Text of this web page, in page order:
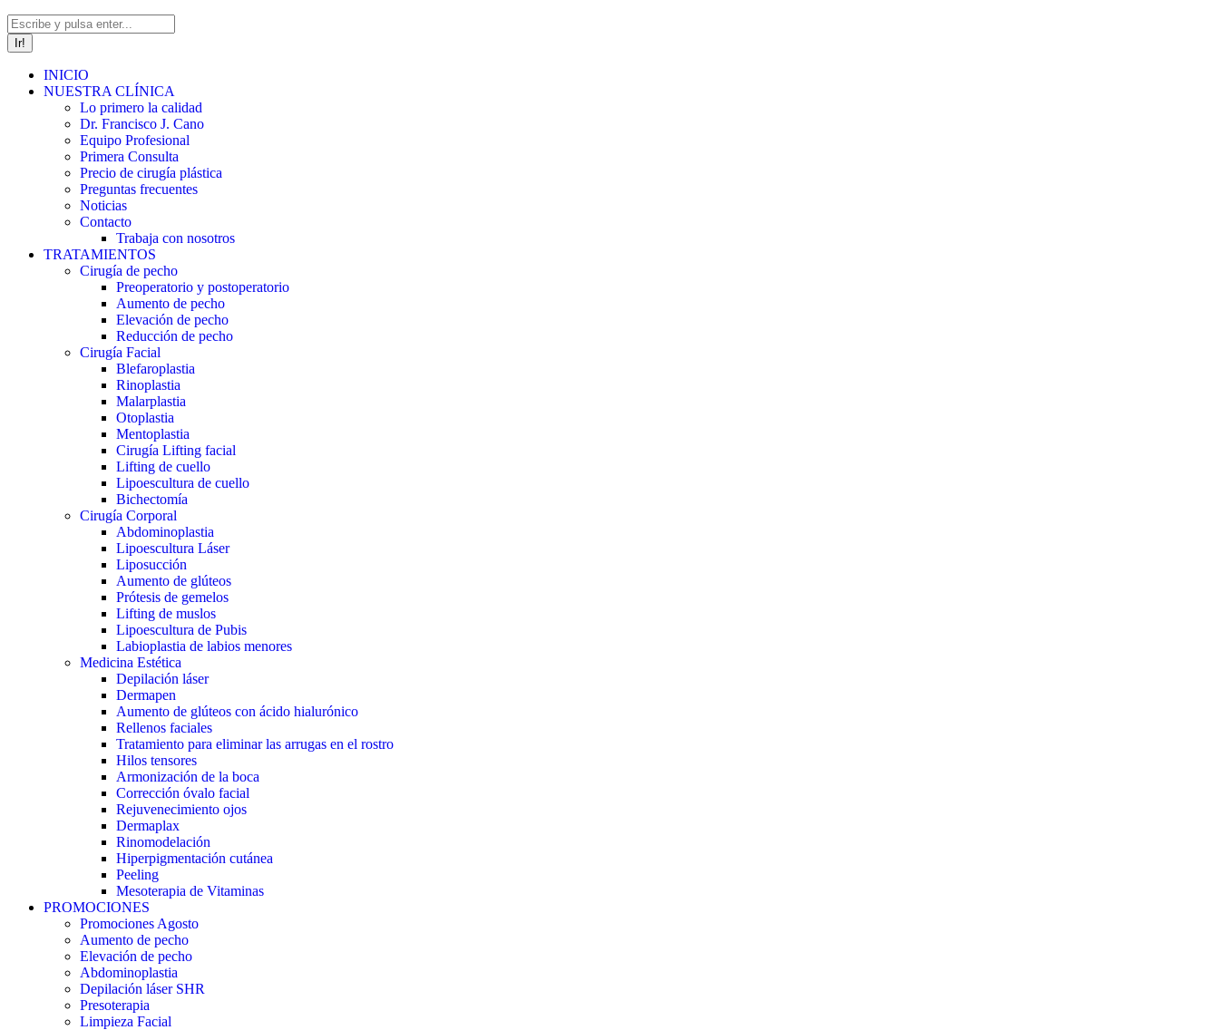
Buscar:
INICIO
NUESTRA CLÍNICA
Lo primero la calidad
Dr. Francisco J. Cano
Equipo Profesional
Primera Consulta
Precio de cirugía plástica
Preguntas frecuentes
Noticias
Contacto
Trabaja con nosotros
TRATAMIENTOS
Cirugía de pecho
Preoperatorio y postoperatorio
Aumento de pecho
Elevación de pecho
Reducción de pecho
Cirugía Facial
Blefaroplastia
Rinoplastia
Malarplastia
Otoplastia
Mentoplastia
Cirugía Lifting facial
Lifting de cuello
Lipoescultura de cuello
Bichectomía
Cirugía Corporal
Abdominoplastia
Lipoescultura Láser
Liposucción
Aumento de glúteos
Prótesis de gemelos
Lifting de muslos
Lipoescultura de Pubis
Labioplastia de labios menores
Medicina Estética
Depilación láser
Dermapen
Aumento de glúteos con ácido hialurónico
Rellenos faciales
Tratamiento para eliminar las arrugas en el rostro
Hilos tensores
Armonización de la boca
Corrección óvalo facial
Rejuvenecimiento ojos
Dermaplax
Rinomodelación
Hiperpigmentación cutánea
Peeling
Mesoterapia de Vitaminas
PROMOCIONES
Promociones Agosto
Aumento de pecho
Elevación de pecho
Abdominoplastia
Depilación láser SHR
Presoterapia
Limpieza Facial